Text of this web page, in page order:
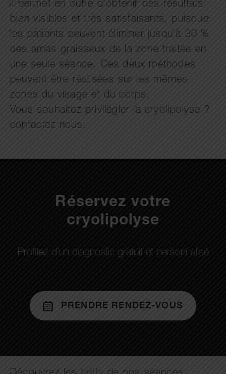
Il permet en outre d’obtenir des résultats
bien visibles et très satisfaisants, puisque
les patients peuvent éliminer jusqu’à 30 %
des amas graisseux de la zone traitée en
une seule séance. Ces deux méthodes
peuvent être réalisées sur les mêmes
zones du visage et du corps.
Vous souhaitez privilégier la cryolipolyse ?
contactez nous.
Réservez votre
cryolipolyse
Profitez d’un diagnostic gratuit et personnalisé
PRENDRE RENDEZ-VOUS